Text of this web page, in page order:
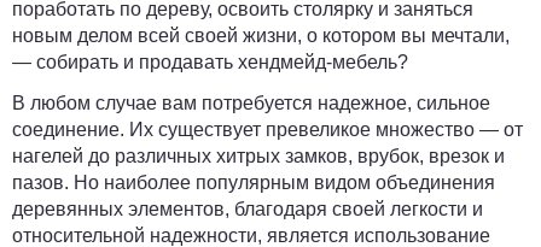
поработать по дереву, освоить столярку и заняться
новым делом всей своей жизни, о котором вы мечтали,
— собирать и продавать хендмейд-мебель?
В любом случае вам потребуется надежное, сильное
соединение. Их существует превеликое множество — от
нагелей до различных хитрых замков, врубок, врезок и
пазов. Но наиболее популярным видом объединения
деревянных элементов, благодаря своей легкости и
относительной надежности, является использование